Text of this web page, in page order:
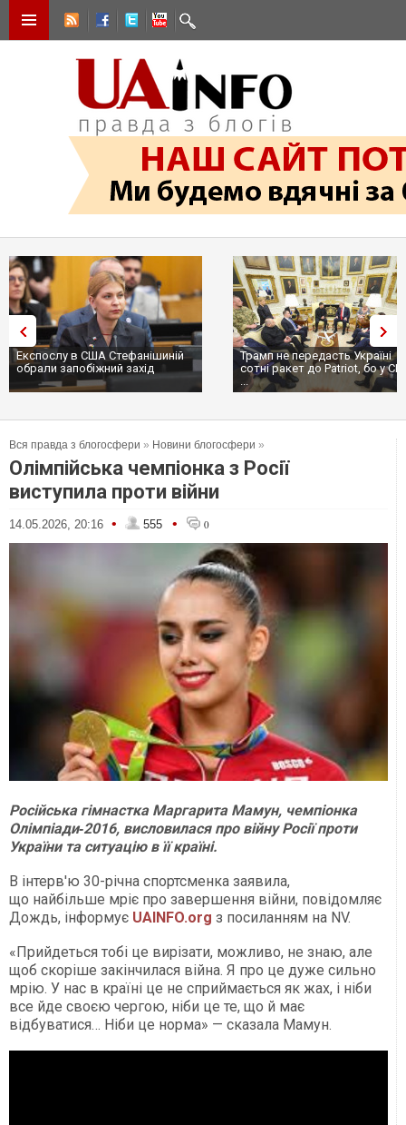
Експослу в США Стефанішиній
обрали запобіжний захід
Трамп не передасть Україні
сотні ракет до Patriot, бо у
...
Вся правда з блогосфери » Новини блогосфери »
Олімпійська чемпіонка з Росії
виступила проти війни
14.05.2026, 20:16 • 555 • 0
Російська гімнастка Маргарита Мамун, чемпіонка
Олімпіади‑2016, висловилася про війну Росії проти
України та ситуацію в її країні.
В інтерв'ю 30-річна спортсменка заявила,
що найбільше мріє про завершення війни, повідомляє
Дождь, інформує UAINFO.org з посиланням на NV.
«Прийдеться тобі це вирізати, можливо, не знаю, але
щоб скоріше закінчилася війна. Я про це дуже сильно
мрію. У нас в країні це не сприймається як жах, і ніби
все йде своєю чергою, ніби це те, що й має
відбуватися… Ніби це норма» — сказала Мамун.